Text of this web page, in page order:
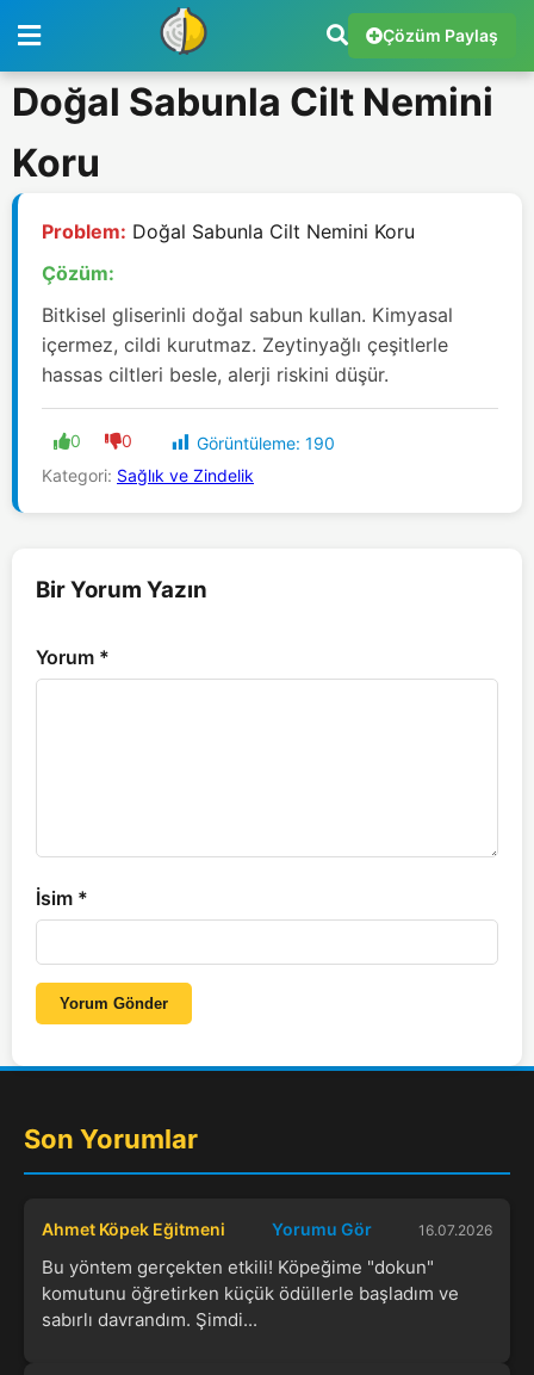
Çözüm Paylaş
Doğal Sabunla Cilt Nemini
Koru
Problem: Doğal Sabunla Cilt Nemini Koru
Çözüm:
Bitkisel gliserinli doğal sabun kullan. Kimyasal
içermez, cildi kurutmaz. Zeytinyağlı çeşitlerle
hassas ciltleri besle, alerji riskini düşür.
0 0 Görüntüleme: 190
Kategori: Sağlık ve Zindelik
Bir Yorum Yazın
Yorum *
İsim *
Yorum Gönder
Son Yorumlar
Ahmet Köpek Eğitmeni Yorumu Gör 16.07.2026
Bu yöntem gerçekten etkili! Köpeğime "dokun"
komutunu öğretirken küçük ödüllerle başladım ve
sabırlı davrandım. Şimdi...